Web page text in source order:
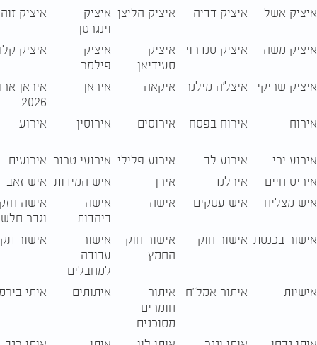
איציק אשל איציק דדיה איציק הליצן איציק
וינגרטן
איציק
איציק משה איציק סנדרוי
איציק
סעידיאן
איציק
פילמר
איציק
איציק שריקי איצל'ה מילנר איקאה איראן
איראן
2026
אירוח
אירוח בפסח אירוסים אירוסין אירוע
אירוע ירי אירוע לב אירוע פלילי אירועי טרור אירועים
איריס חיים
אירלנד אירן איש המידות איש זאב
איש מצליח
איש עסקים אישה
אישה
ביהדות
אישה
וגבר חלש
אישור בכנסת אישור חוק
אישור חוק
החמץ
אישור
עבודה
למחבלים
אישור
אישיות איתור אמל״ח
איתור
חומרים
מסוכנים
איתותים איתי